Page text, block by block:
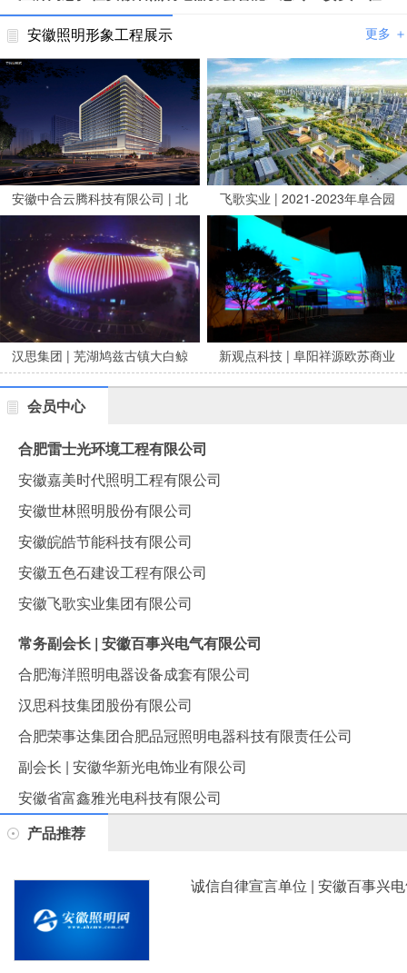
安徽照明形象工程展示
更多 ＋
安徽中合云腾科技有限公司 | 北
京安贞医院安徽医院亮化项目
飞歌实业 | 2021-2023年阜合园
区市政养修服务项目
汉思集团 | 芜湖鸠兹古镇大白鲸
新观点科技 | 阜阳祥源欧苏商业
会员中心
合肥雷士光环境工程有限公司
安徽嘉美时代照明工程有限公司
安徽世林照明股份有限公司
安徽皖皓节能科技有限公司
安徽五色石建设工程有限公司
安徽飞歌实业集团有限公司
常务副会长 | 安徽百事兴电气有限公司
合肥海洋照明电器设备成套有限公司
汉思科技集团股份有限公司
合肥荣事达集团合肥品冠照明电器科技有限责任公司
副会长 | 安徽华新光电饰业有限公司
安徽省富鑫雅光电科技有限公司
产品推荐
诚信自律宣言单位 | 安徽百事兴